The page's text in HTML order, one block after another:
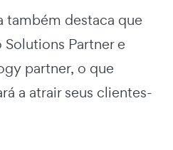
também destaca que
Partner e
partner, o que
a atrair seus clientes-